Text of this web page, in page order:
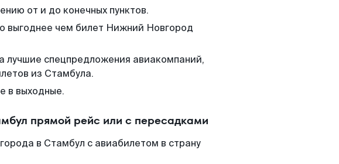
от и до конечных пунктов.
выгоднее чем билет Нижний Новгород
лучшие спецпредложения авиакомпаний,
из Стамбула.
в выходные.
прямой рейс или с пересадками
в Стамбул с авиабилетом в страну